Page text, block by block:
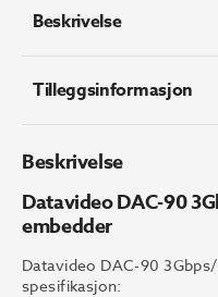
antall
Beskrivelse
Tilleggsinformasjon
Beskrivelse
Datavideo DAC-90
embedder
Datavideo DAC-90
spesifikasjon: